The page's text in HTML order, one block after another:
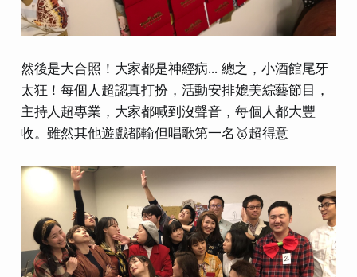
然後是大合照！大家都是神經病... 總之，小酒館尾牙
太狂！每個人超認真打扮，活動安排媲美綜藝節目，
主持人超專業，大家都喊到沒聲音，每個人都大豐
收。雖然其他遊戲都輸但唱歌第一名🥇超得意